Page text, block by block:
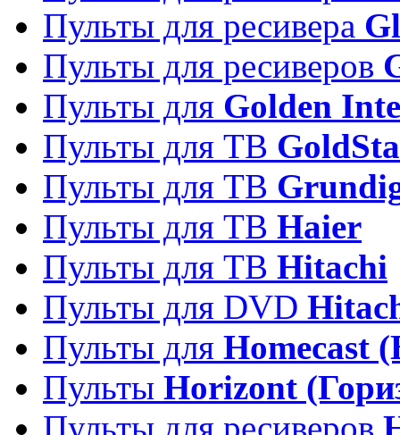
Пульты для ресивера
Пульты для ресиверов
Пульты для Golden
Пульты для ТВ
Пульты для ТВ
Пульты для ТВ Haier
Пульты для ТВ Hitachi
Пульты для DVD
Пульты для Homecast
Пульты Horizont
Пульты для ресиверов